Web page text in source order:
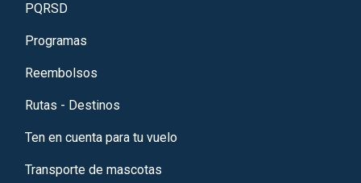
PQRSD
Programas
Reembolsos
Rutas - Destinos
Ten en cuenta para tu vuelo
Transporte de mascotas